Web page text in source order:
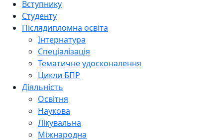
Вступнику
Студенту
Післядипломна освіта
Інтернатура
Спеціалізація
Тематичне удосконалення
Цикли БПР
Діяльність
Освітня
Наукова
Лікувальна
Міжнародна